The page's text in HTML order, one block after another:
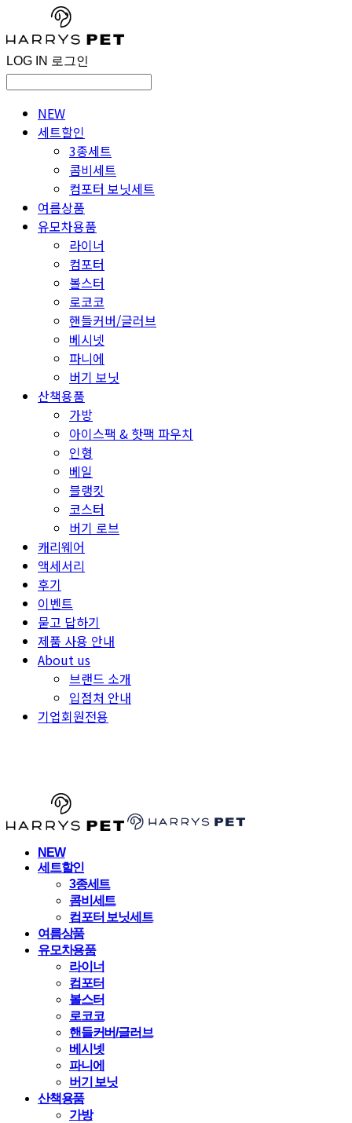
LOG IN 로그인
NEW
세트할인
3종세트
콤비세트
컴포터 보닛세트
여름상품
유모차용품
라이너
컴포터
볼스터
로코코
핸들커버/글러브
베시넷
파니에
버기 보닛
산책용품
가방
아이스팩 & 핫팩 파우치
인형
베일
블랭킷
코스터
버기 로브
캐리웨어
액세서리
후기
이벤트
묻고 답하기
제품 사용 안내
About us
브랜드 소개
입점처 안내
기업회원전용
NEW
세트할인
3종세트
콤비세트
컴포터 보닛세트
여름상품
유모차용품
라이너
컴포터
볼스터
로코코
핸들커버/글러브
베시넷
파니에
버기 보닛
산책용품
가방